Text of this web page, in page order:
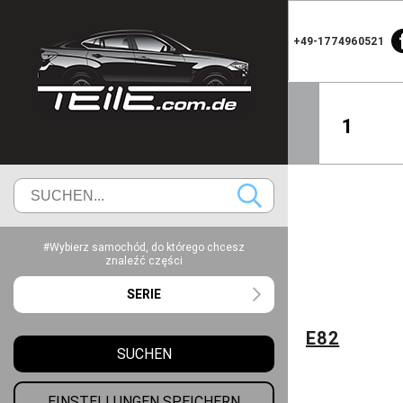
+49-1774960521
1
#Wybierz samochód, do którego chcesz
znaleźć części
SERIE
SUCHEN
E82